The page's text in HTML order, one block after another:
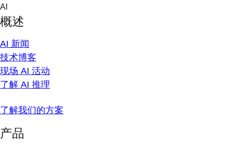
Skip
content
AI
概述
AI 新闻
技术博客
现场 AI 活动
了解 AI 推理
了解我们的方案
产品